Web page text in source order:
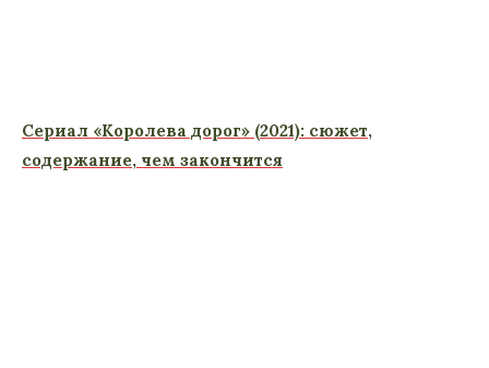
Сериал «Королева дорог» (2021): сюжет,
содержание, чем закончится